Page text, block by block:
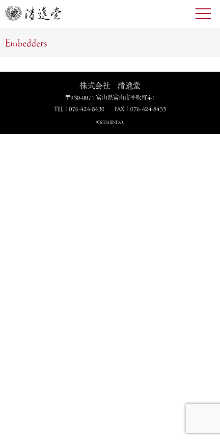
toggle
Embedders
株式会社 清進堂
〒930-0071 富山県富山市平吹町4-1
TEL：076-424-8430
FAX：076-424-8435
ⒸSEISHINDO.